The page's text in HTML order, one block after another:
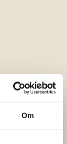
Om